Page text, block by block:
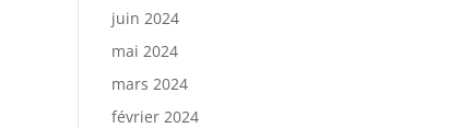
juin 2024
mai 2024
mars 2024
février 2024